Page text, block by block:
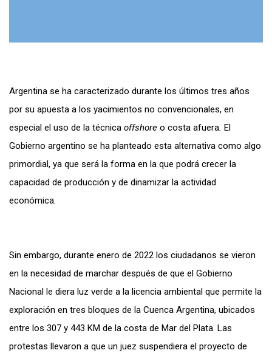
Argentina se ha caracterizado durante los últimos tres años
por su apuesta a los yacimientos no convencionales, en
especial el uso de la técnica offshore o costa afuera. El
Gobierno argentino se ha planteado esta alternativa como algo
primordial, ya que será la forma en la que podrá crecer la
capacidad de producción y de dinamizar la actividad
económica.
Sin embargo, durante enero de 2022 los ciudadanos se vieron
en la necesidad de marchar después de que el Gobierno
Nacional le diera luz verde a la licencia ambiental que permite la
exploración en tres bloques de la Cuenca Argentina, ubicados
entre los 307 y 443 KM de la costa de Mar del Plata. Las
protestas llevaron a que un juez suspendiera el proyecto de